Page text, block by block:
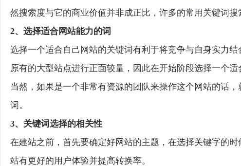
然搜索度与它的商业价值并非成正比，许多的常用关键词
2、选择适合网站能力的词
选择一个适合自己网站的关键词有利于将竞争与自身实力
原有的大型站点进行正面较量，因此在开始阶段选择一个
当然，如果是一个非常有资源的团队来操作这个网站的话
词。
3、关键词选择的相关性
在建站之前，首先要确定好网站的主题，在选择关键字的
站有更好的用户体验并提高转换率。